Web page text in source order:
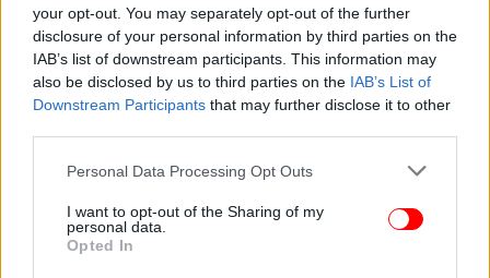
your opt-out. You may separately opt-out of the further
disclosure of your personal information by third parties on the
IAB’s list of downstream participants. This information may
also be disclosed by us to third parties on the IAB’s List of
Downstream Participants that may further disclose it to other
Please note that this website/app uses one or more Google
not limited to your visit or usage behaviour. You may click to
grant or deny consent to Google and its third-party tags to
use your data for below specified purposes in below Google
Personal Data Processing Opt Outs
I want to opt-out of the Sharing of my
personal data.
Opted In